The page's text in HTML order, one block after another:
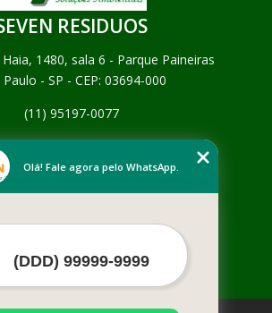
RESIDUOS
1480, sala 6 - Parque Paineiras
Paulo - SP - CEP: 03694-000
(11) 95197-0077
Empresa
Contato
Mais Serviços
Olá! Fale agora pelo WhatsApp.